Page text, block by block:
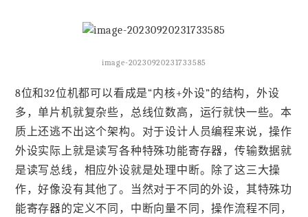
image-20230920231733585
8位和32位机都可以看成是“内核+外设”的结构，外设
多，单片机就复杂些，总线位数高，运行就快一些。本
质上还逃不出这个架构。对于设计人员编程来说，操作
外设实际上就是读写各种特殊功能寄存器，传输数据就
是读写总线，相应外设就是处理中断。除了这三大操
作，好像没有其他了。当然对于不同的外设，其特殊功
能寄存器的定义不同，中断向量不同，操作流程不同，